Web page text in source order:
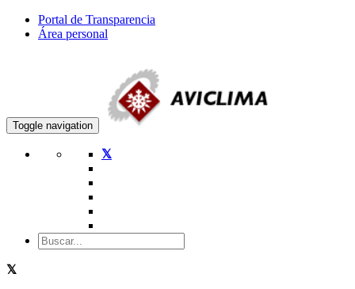
Portal de Transparencia
Área personal
Toggle navigation